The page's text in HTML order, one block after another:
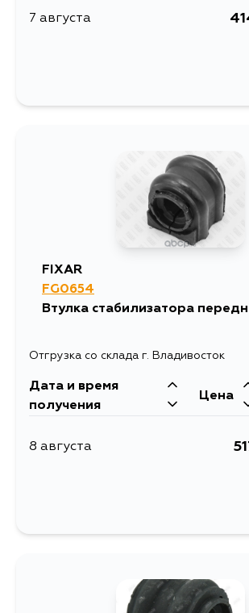
7 августа
FIXAR
FG0654
Втулка стабилизатора
Отгрузка со склада г. Владивосток
Дата и время
получения
Цена
8 августа